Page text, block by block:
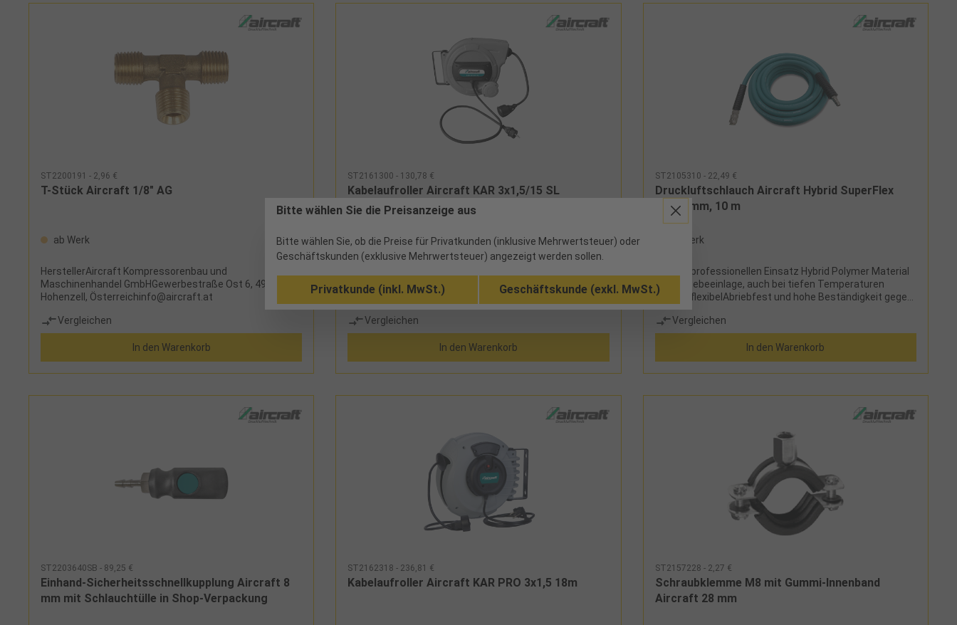
ST2200191 - 2,96 €
T-Stück Aircraft 1/8" AG
ab Werk
HerstellerAircraft Kompressorenbau und
Maschinenhandel GmbHGewerbestraße Ost 6, 4921
Hohenzell, Österreichinfo@aircraft.at
Vergleichen
In den Warenkorb
ST2161300 - 130,78 €
Kabelaufroller Aircraft KAR 3x1,5/15 SL
ab Werk
Rücklaufbremse verlangsamt den Kabeleinzug und
erhöht so die Arbeitssicherheit - keine
Verletzungsgefahr durch zurückschnellendes
KabelArretierung und automatisches Aufrollen des
Schlauches durch einfaches ZiehenGehäuse aus
schlagfestem KunststoffSchwenkbarer Stahlbügel zur
Wand- oder Deckenaufhängung HerstellerAircraft
Kompressorenbau und Maschinenhandel
Österreichinfo@aircraft.at Lieferumfang:
Vergleichen
In den Warenkorb
ST2105310 - 22,49 €
Druckluftschlauch Aircraft Hybrid SuperFlex
10x16 mm, 10 m
ab Werk
Für den professionellen Einsatz Hybrid Polymer Material
mit Gewebeeinlage, auch bei tiefen Temperaturen
extrem flexibelAbriebfest und hohe Beständigkeit gegen
Umwelteinflüsse, wie z. B. UV Licht, Öl,
OzonBetriebsdruck bis maximal 20 barWesentlich
geringeres Gewicht als GummischläucheEinsetzbar in
Temperaturbereichen zwischen -40°C und
80°CAusgestattet mit Knickschutz an beiden Enden und
je einer Schnellkupplung und StecktülleHerstellerAircraft
GmbHGewerbestraße Ost 6, 4921 Hohenzell,
Vergleichen
In den Warenkorb
ST2203640SB - 89,25 €
Einhand-Sicherheitsschnellkupplung Aircraft 8
mm mit Schlauchtülle in Shop-Verpackung
ST2162318 - 236,81 €
Kabelaufroller Aircraft KAR PRO 3x1,5 18m
ST2157228 - 2,27 €
Schraubklemme M8 mit Gummi-Innenband
Aircraft 28 mm
Bitte wählen Sie die Preisanzeige aus
Bitte wählen Sie, ob die Preise für Privatkunden (inklusive Mehrwertsteuer) oder
Geschäftskunden (exklusive Mehrwertsteuer) angezeigt werden sollen.
Privatkunde (inkl. MwSt.) Geschäftskunde (exkl. MwSt.)